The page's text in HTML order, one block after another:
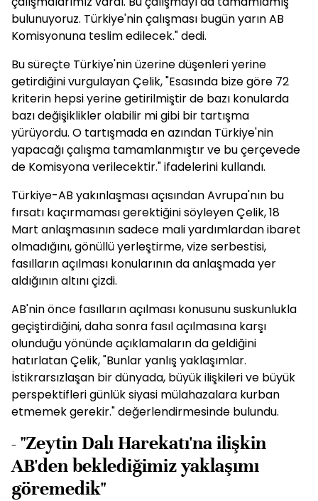
bulunuyoruz. Türkiye'nin çalışması bugün yarın AB
Komisyonuna teslim edilecek." dedi.
Bu süreçte Türkiye'nin üzerine düşenleri yerine
getirdiğini vurgulayan Çelik, "Esasında bize göre 72
kriterin hepsi yerine getirilmiştir de bazı konularda
bazı değişiklikler olabilir mi gibi bir tartışma
yürüyordu. O tartışmada en azından Türkiye'nin
yapacağı çalışma tamamlanmıştır ve bu çerçevede
de Komisyona verilecektir." ifadelerini kullandı.
Türkiye-AB yakınlaşması açısından Avrupa'nın bu
fırsatı kaçırmaması gerektiğini söyleyen Çelik, 18
Mart anlaşmasının sadece mali yardımlardan ibaret
olmadığını, gönüllü yerleştirme, vize serbestisi,
fasılların açılması konularının da anlaşmada yer
aldığının altını çizdi.
AB'nin önce fasılların açılması konusunu suskunlukla
geçiştirdiğini, daha sonra fasıl açılmasına karşı
olunduğu yönünde açıklamaların da geldiğini
hatırlatan Çelik, "Bunlar yanlış yaklaşımlar.
İstikrarsızlaşan bir dünyada, büyük ilişkileri ve büyük
perspektifleri günlük siyasi mülahazalara kurban
etmemek gerekir." değerlendirmesinde bulundu.
- "Zeytin Dalı Harekatı'na ilişkin
AB'den beklediğimiz yaklaşımı
göremedik"